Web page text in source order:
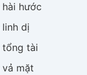
hài hước
linh dị
tổng tài
vả mặt